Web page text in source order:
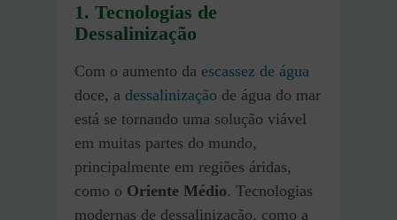
1. Tecnologias de
Dessalinização
Com o aumento da escassez de água
doce, a dessalinização de água do mar
está se tornando uma solução viável
em muitas partes do mundo,
principalmente em regiões áridas,
como o Oriente Médio. Tecnologias
modernas de dessalinização, como a